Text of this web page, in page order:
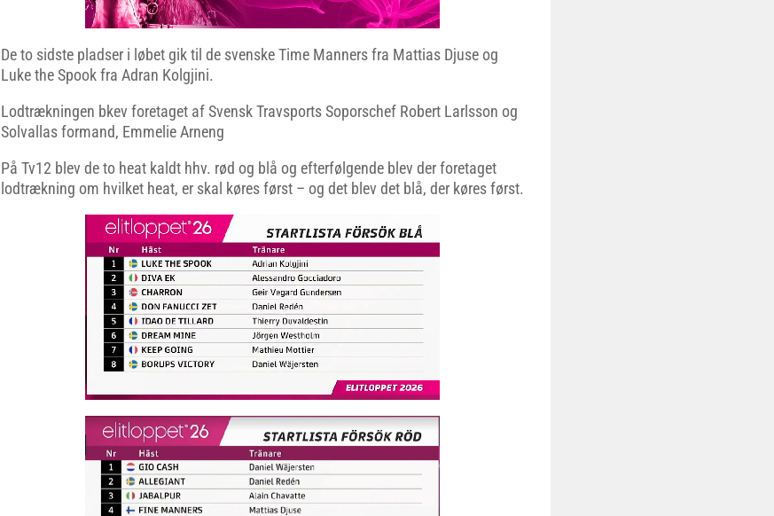
De to sidste pladser i løbet gik til de svenske Time Manners fra Mattias Djuse og
Luke the Spook fra Adran Kolgjini.
Lodtrækningen bkev foretaget af Svensk Travsports Soporschef Robert Larlsson og
Solvallas formand, Emmelie Arneng
På Tv12 blev de to heat kaldt hhv. rød og blå og efterfølgende blev der foretaget
lodtrækning om hvilket heat, er skal køres først – og det blev det blå, der køres først.